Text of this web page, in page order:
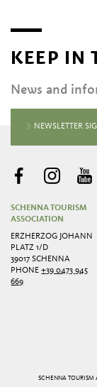
KEEP IN
News and
NEWSLETTER
SCHENNA TOURISM
ASSOCIATION
ERZHERZOG JOHANN
PLATZ 1/D
39017 SCHENNA
PHONE+39 0473 945
669
SCHENNA TOURISM